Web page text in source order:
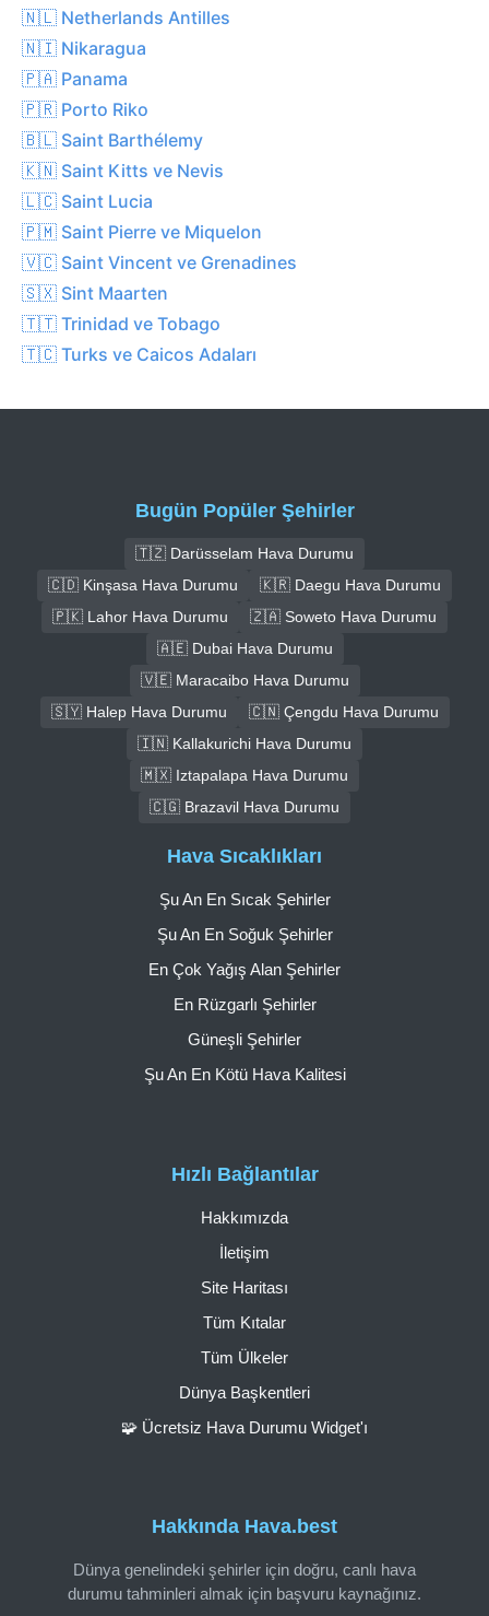
🇳🇱 Netherlands Antilles
🇳🇮 Nikaragua
🇵🇦 Panama
🇵🇷 Porto Riko
🇧🇱 Saint Barthélemy
🇰🇳 Saint Kitts ve Nevis
🇱🇨 Saint Lucia
🇵🇲 Saint Pierre ve Miquelon
🇻🇨 Saint Vincent ve Grenadines
🇸🇽 Sint Maarten
🇹🇹 Trinidad ve Tobago
🇹🇨 Turks ve Caicos Adaları
Bugün Popüler Şehirler
🇹🇿 Darüsselam Hava Durumu
🇨🇩 Kinşasa Hava Durumu
🇰🇷 Daegu Hava Durumu
🇵🇰 Lahor Hava Durumu
🇿🇦 Soweto Hava Durumu
🇦🇪 Dubai Hava Durumu
🇻🇪 Maracaibo Hava Durumu
🇸🇾 Halep Hava Durumu
🇨🇳 Çengdu Hava Durumu
🇮🇳 Kallakurichi Hava Durumu
🇲🇽 Iztapalapa Hava Durumu
🇨🇬 Brazavil Hava Durumu
Hakkında Hava.best
Dünya genelindeki şehirler için doğru, canlı hava
durumu tahminleri almak için başvuru kaynağınız.
Hızlı Bağlantılar
Hakkımızda
İletişim
Site Haritası
Tüm Kıtalar
Tüm Ülkeler
Dünya Başkentleri
🧩 Ücretsiz Hava Durumu Widget'ı
Hava Sıcaklıkları
Şu An En Sıcak Şehirler
Şu An En Soğuk Şehirler
En Çok Yağış Alan Şehirler
En Rüzgarlı Şehirler
Güneşli Şehirler
Şu An En Kötü Hava Kalitesi